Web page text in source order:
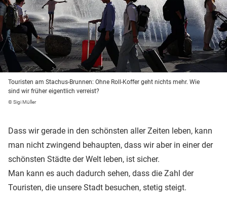
Touristen am Stachus-Brunnen: Ohne Roll-Koffer geht nichts mehr. Wie
sind wir früher eigentlich verreist?
© Sigi Müller
Dass wir gerade in den schönsten aller Zeiten leben, kann
man nicht zwingend behaupten, dass wir aber in einer der
schönsten Städte der Welt leben, ist sicher.
Man kann es auch dadurch sehen, dass die Zahl der
Touristen, die unsere Stadt besuchen, stetig steigt.